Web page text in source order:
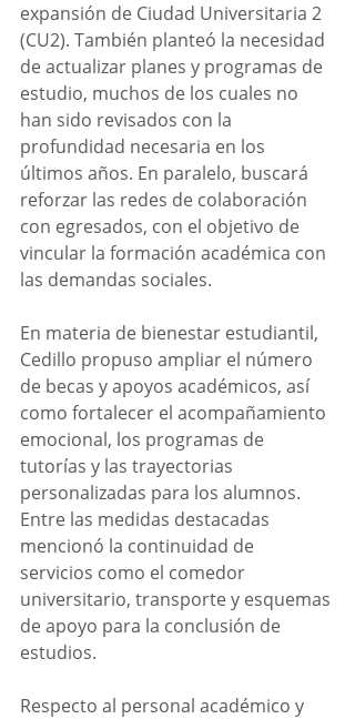
expansión de Ciudad Universitaria 2
(CU2). También planteó la necesidad
de actualizar planes y programas de
estudio, muchos de los cuales no
han sido revisados con la
profundidad necesaria en los
últimos años. En paralelo, buscará
reforzar las redes de colaboración
con egresados, con el objetivo de
vincular la formación académica con
las demandas sociales.
En materia de bienestar estudiantil,
Cedillo propuso ampliar el número
de becas y apoyos académicos, así
como fortalecer el acompañamiento
emocional, los programas de
tutorías y las trayectorias
personalizadas para los alumnos.
Entre las medidas destacadas
mencionó la continuidad de
servicios como el comedor
universitario, transporte y esquemas
de apoyo para la conclusión de
estudios.
Respecto al personal académico y